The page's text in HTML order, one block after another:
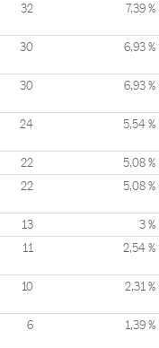
32 7,39 %
30 6,93 %
30 6,93 %
24 5,54 %
22 5,08 %
22 5,08 %
13 3 %
11 2,54 %
10 2,31 %
6 1,39 %